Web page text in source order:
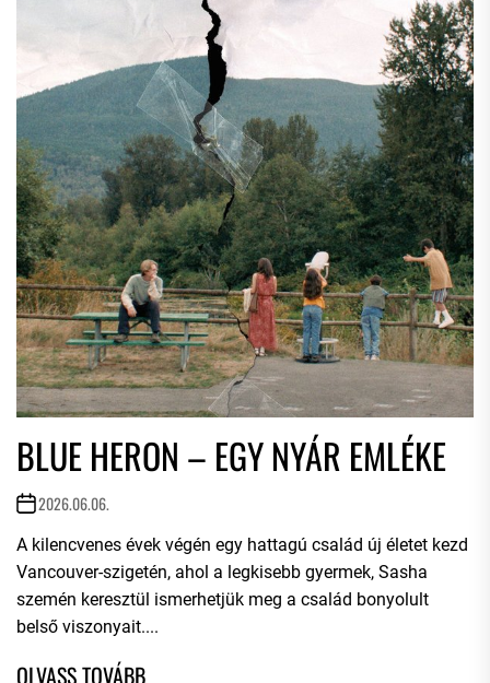
BLUE HERON – EGY NYÁR EMLÉKE
2026.06.06.
A kilencvenes évek végén egy hattagú család új életet kezd
Vancouver-szigetén, ahol a legkisebb gyermek, Sasha
szemén keresztül ismerhetjük meg a család bonyolult
belső viszonyait....